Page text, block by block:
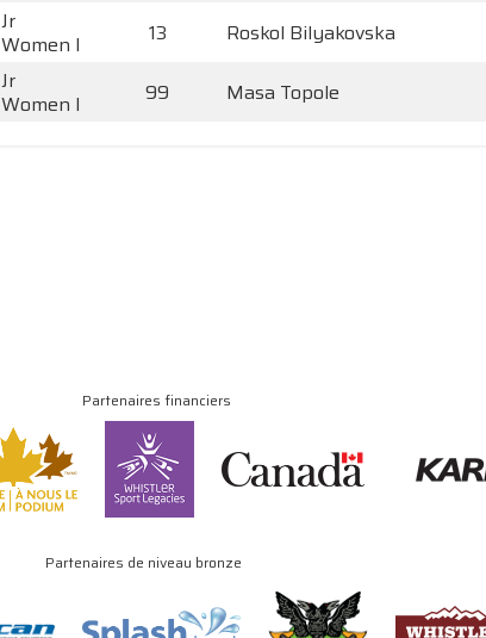
Jr
Women I
13 Roskol Bilyakovska
Jr
Women I
99 Masa Topole
Partenaires financiers
Partenaires de niveau bronze